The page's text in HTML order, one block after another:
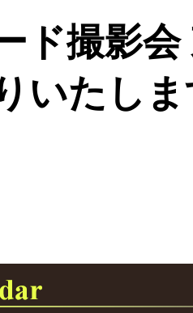
ド撮影
いたし